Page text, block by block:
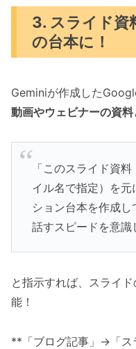
3. スライド資
の台本に！
Geminiが作成した
動画やウェビナーの資料
「このスライド資
イル名で指定）を
ション台本を作成し
話すスピードを意識
と指示すれば、スライ
能！
**「ブログ記事」→「ス